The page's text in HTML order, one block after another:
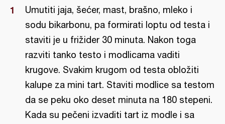
Umutiti jaja, šećer, mast, brašno, mleko i
sodu bikarbonu, pa formirati loptu od testa i
staviti je u frižider 30 minuta. Nakon toga
razviti tanko testo i modlicama vaditi
krugove. Svakim krugom od testa obložiti
kalupe za mini tart. Staviti modlice sa testom
da se peku oko deset minuta na 180 stepeni.
Kada su pečeni izvaditi tart iz modle i sa